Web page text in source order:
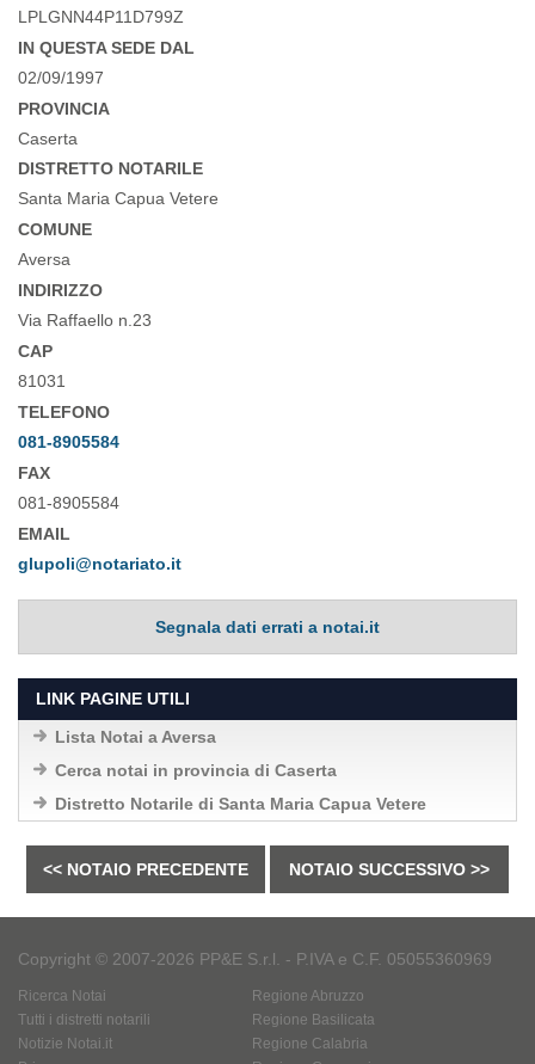
LPLGNN44P11D799Z
IN QUESTA SEDE DAL
02/09/1997
PROVINCIA
Caserta
DISTRETTO NOTARILE
Santa Maria Capua Vetere
COMUNE
Aversa
INDIRIZZO
Via Raffaello n.23
CAP
81031
TELEFONO
081-8905584
FAX
081-8905584
EMAIL
glupoli@notariato.it
Segnala dati errati a notai.it
LINK PAGINE UTILI
Lista Notai a Aversa
Cerca notai in provincia di Caserta
Distretto Notarile di Santa Maria Capua Vetere
<< NOTAIO PRECEDENTE NOTAIO SUCCESSIVO >>
Copyright © 2007-2026 PP&E S.r.l. - P.IVA e C.F. 05055360969
Ricerca Notai
Tutti i distretti notarili
Notizie Notai.it
Regione Abruzzo
Regione Basilicata
Regione Calabria